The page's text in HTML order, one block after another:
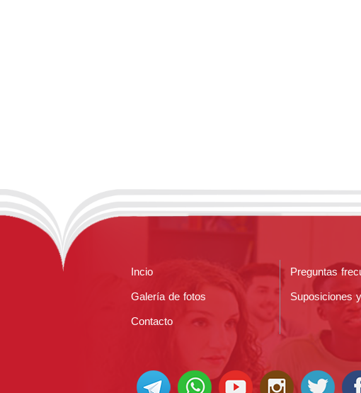
Incio Preguntas
Galería de fotos
Suposiciones
Contacto